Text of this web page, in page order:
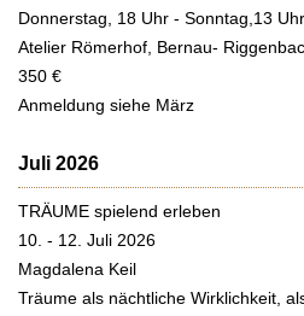
Donnerstag, 18 Uhr - Sonntag,13 Uhr
Atelier Römerhof, Bernau-
350 €
Anmeldung siehe März
Juli 2026
TRÄUME spielend erleben
10. - 12. Juli 2026
Magdalena Keil
Träume als nächtliche Wirklichkeit,